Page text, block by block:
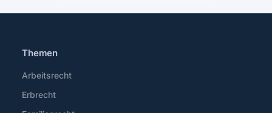
Themen
Arbeitsrecht
Erbrecht